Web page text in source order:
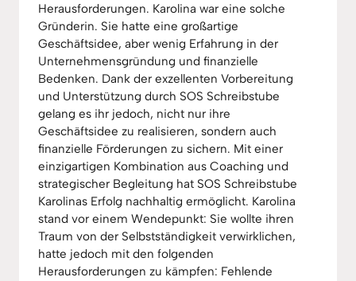
Herausforderungen. Karolina war eine solche
Gründerin. Sie hatte eine großartige
Geschäftsidee, aber wenig Erfahrung in der
Unternehmensgründung und finanzielle
Bedenken. Dank der exzellenten Vorbereitung
und Unterstützung durch SOS Schreibstube
gelang es ihr jedoch, nicht nur ihre
Geschäftsidee zu realisieren, sondern auch
finanzielle Förderungen zu sichern. Mit einer
einzigartigen Kombination aus Coaching und
strategischer Begleitung hat SOS Schreibstube
Karolinas Erfolg nachhaltig ermöglicht. Karolina
stand vor einem Wendepunkt: Sie wollte ihren
Traum von der Selbstständigkeit verwirklichen,
hatte jedoch mit den folgenden
Herausforderungen zu kämpfen: Fehlende